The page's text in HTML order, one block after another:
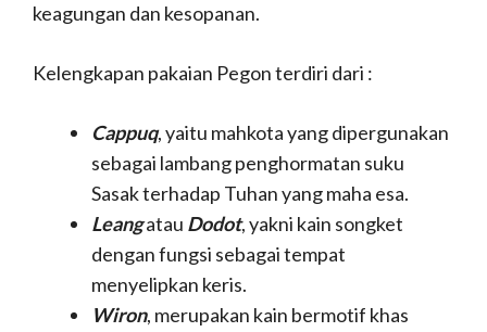
keagungan dan kesopanan.
Kelengkapan pakaian Pegon terdiri dari :
Cappuq, yaitu mahkota yang dipergunakan
sebagai lambang penghormatan suku
Sasak terhadap Tuhan yang maha esa.
Leangatau Dodot, yakni kain songket
dengan fungsi sebagai tempat
menyelipkan keris.
Wiron, merupakan kain bermotif khas